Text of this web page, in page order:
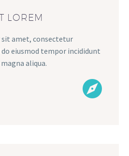
LOREM
amet, consectetur
eiusmod tempor incididunt
aliqua.

